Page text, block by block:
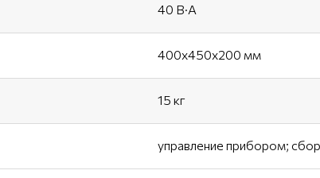
40 В·А
400x450x200 мм
15 кг
управление прибором;